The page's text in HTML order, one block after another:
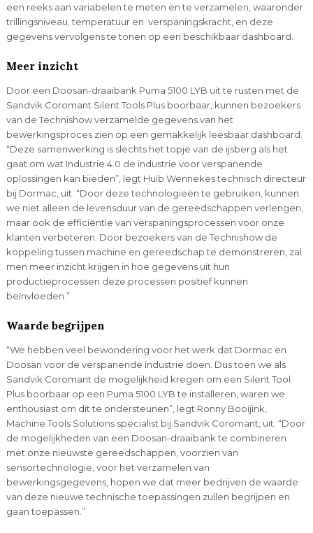
een reeks aan variabelen te meten en te verzamelen, waaronder
trillingsniveau, temperatuur en verspaningskracht, en deze
gegevens vervolgens te tonen op een beschikbaar dashboard.
Meer inzicht
Door een Doosan-draaibank Puma 5100 LYB uit te rusten met de
Sandvik Coromant Silent Tools Plus boorbaar, kunnen bezoekers
van de Technishow verzamelde gegevens van het
bewerkingsproces zien op een gemakkelijk leesbaar dashboard.
“Deze samenwerking is slechts het topje van de ijsberg als het
gaat om wat Industrie 4.0 de industrie voor verspanende
oplossingen kan bieden”, legt Huib Wennekes technisch directeur
bij Dormac, uit. “Door deze technologieën te gebruiken, kunnen
we niet alleen de levensduur van de gereedschappen verlengen,
maar ook de efficiëntie van verspaningsprocessen voor onze
klanten verbeteren. Door bezoekers van de Technishow de
koppeling tussen machine en gereedschap te demonstreren, zal
men meer inzicht krijgen in hoe gegevens uit hun
productieprocessen deze processen positief kunnen
beïnvloeden.”
Waarde begrijpen
“We hebben veel bewondering voor het werk dat Dormac en
Doosan voor de verspanende industrie doen. Dus toen we als
Sandvik Coromant de mogelijkheid kregen om een Silent Tool
Plus boorbaar op een Puma 5100 LYB te installeren, waren we
enthousiast om dit te ondersteunen”, legt Ronny Booijink,
Machine Tools Solutions specialist bij Sandvik Coromant, uit. “Door
de mogelijkheden van een Doosan-draaibank te combineren
met onze nieuwste gereedschappen, voorzien van
sensortechnologie, voor het verzamelen van
bewerkingsgegevens, hopen we dat meer bedrijven de waarde
van deze nieuwe technische toepassingen zullen begrijpen en
gaan toepassen.”